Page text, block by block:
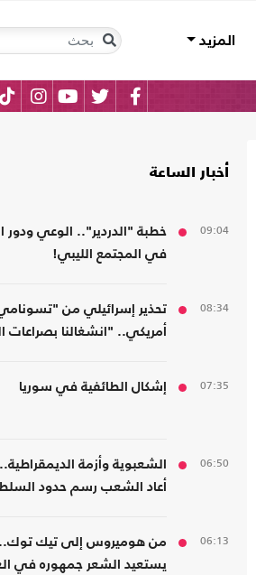
المزيد
أخبار الساعة
09:04
خطبة "الدردير".. الوعي ودور
في المجتمع الليبي!
08:34
تحذير إسرائيلي من
أمريكي.. "انشغالنا بصراعات
07:35 إشكال الطائفية في سوريا
06:50
الشعبوية وأزمة
أعاد الشعب رسم حدود
06:13
من هوميروس إلى تيك
يستعيد الشعر جمهوره في